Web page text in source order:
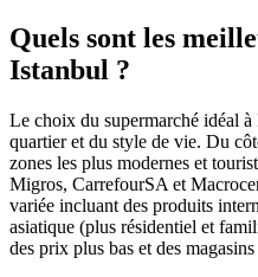
Quels sont les
Istanbul ?
Le choix du supermarché idéal
quartier et du style de vie. Du
zones les plus modernes et
Migros, CarrefourSA et
variée incluant des produits
asiatique (plus résidentiel et
des prix plus bas et des